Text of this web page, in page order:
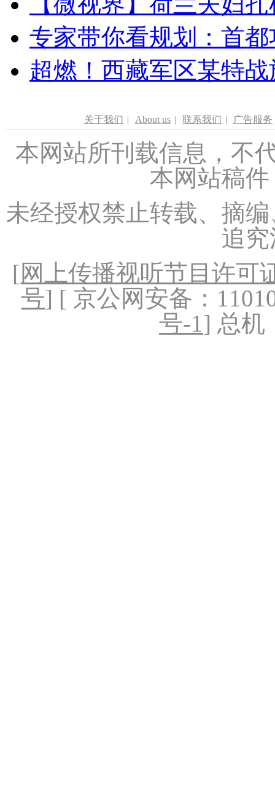
专家带你看规划：首
超燃！西藏军区某特
关于我们 | About us | 联系我们 | 广告服务
本网站所刊载信息，不
本网站稿
未经授权禁止转载、摘
追
[网上传播视听节目许可
号] [ 京公网安备：
号-1] 总机